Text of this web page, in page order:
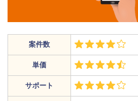
案件数
単価
サポート